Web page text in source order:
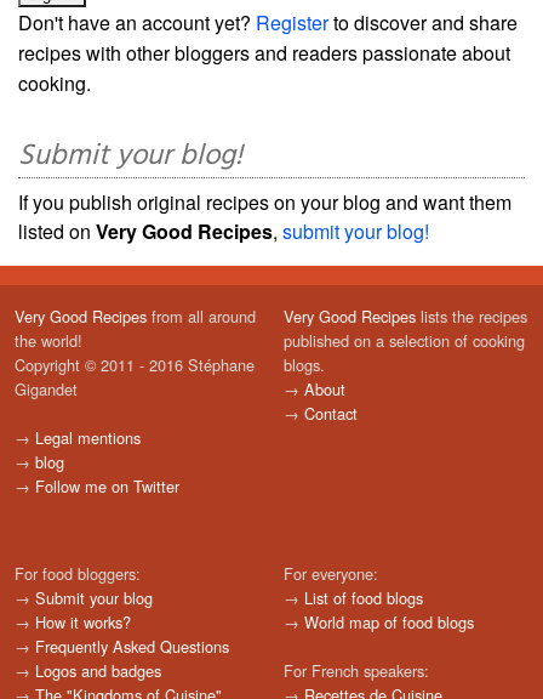
Don't have an account yet? Registerto discover and share
recipes with other bloggers and readers passionate about
cooking.
Submit your blog!
If you publish original recipes on your blog and want them
listed on Very Good Recipes, submit your blog!
Very Good Recipes from all around
the world!
Copyright © 2011 - 2016 Stéphane
Gigandet
→ Legal mentions
→ blog
→ Follow me on Twitter
Very Good Recipes lists the recipes
published on a selection of cooking
blogs.
→ About
→ Contact
For food bloggers:
→ Submit your blog
→ How it works?
→ Frequently Asked Questions
→ Logos and badges
For everyone:
→ List of food blogs
→ World map of food blogs
For French speakers: